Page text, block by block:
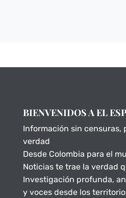
BIENVENIDOS A EL
Información sin censuras,
verdad
Desde Colombia para el
Noticias te trae la verdad
Investigación profunda,
y voces desde los